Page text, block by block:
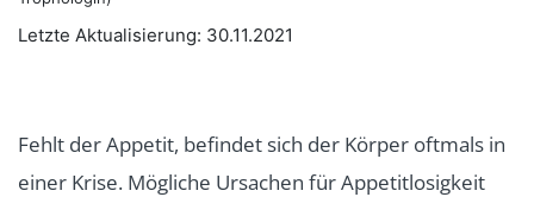
Letzte Aktualisierung: 30.11.2021
Fehlt der Appetit, befindet sich der Körper oftmals in
einer Krise. Mögliche Ursachen für Appetitlosigkeit